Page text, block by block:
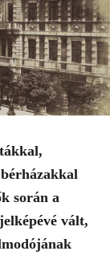
során a
vált,